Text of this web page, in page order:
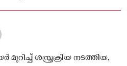
ശസ്ത്രക്രിയ നടത്തിയ,